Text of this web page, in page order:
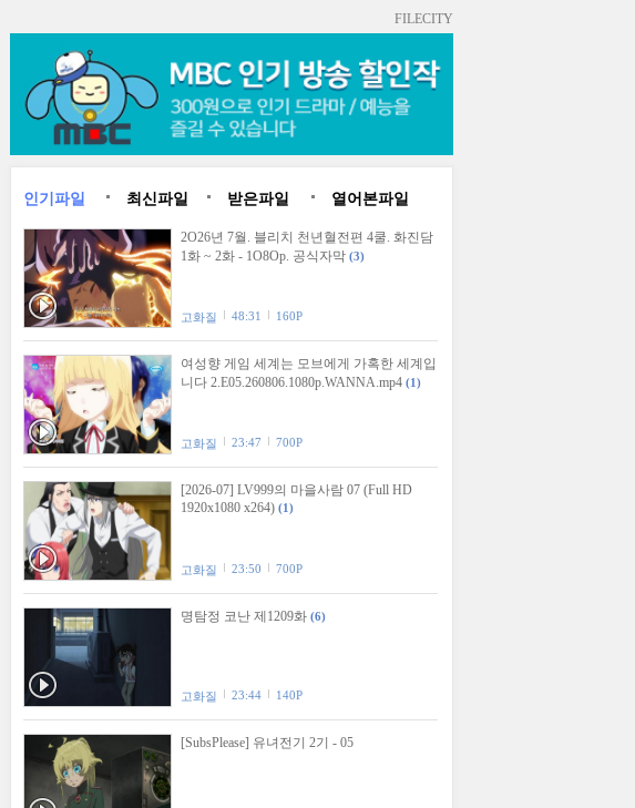
FILECITY
인기파일 최신파일 받은파일 열어본파일
2O26년 7월. 블리치 천년혈전편 4쿨. 화진담
1화 ~ 2화 - 1O8Op. 공식자막 (3)
고화질 48:31 160P
여성향 게임 세계는 모브에게 가혹한 세계입
니다 2.E05.260806.1080p.WANNA.mp4 (1)
고화질 23:47 700P
[2026-07] LV999의 마을사람 07 (Full HD
1920x1080 x264) (1)
고화질 23:50 700P
명탐정 코난 제1209화 (6)
고화질 23:44 140P
[SubsPlease] 유녀전기 2기 - 05